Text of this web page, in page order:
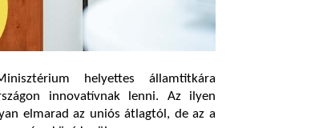
helyettes államtitkára
innovatívnak lenni. Az ilyen
elmarad az uniós átlagtól, de az a